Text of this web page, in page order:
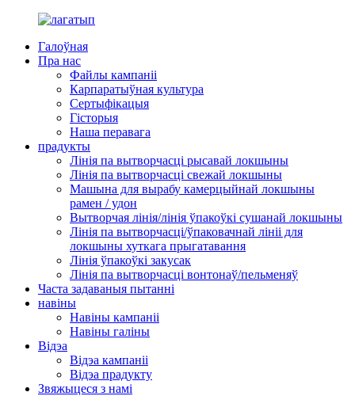
Галоўная
Пра нас
Файлы кампаніі
Карпаратыўная культура
Сертыфікацыя
Гісторыя
Наша перавага
прадукты
Лінія па вытворчасці рысавай локшыны
Лінія па вытворчасці свежай локшыны
Машына для вырабу камерцыйнай локшыны
рамен / удон
Вытворчая лінія/лінія ўпакоўкі сушанай локшыны
Лінія па вытворчасці/ўпаковачнай лініі для
локшыны хуткага прыгатавання
Лінія ўпакоўкі закусак
Лінія па вытворчасці вонтонаў/пельменяў
Часта задаваныя пытанні
навіны
Навіны кампаніі
Навіны галіны
Відэа
Відэа кампаніі
Відэа прадукту
Звяжыцеся з намі